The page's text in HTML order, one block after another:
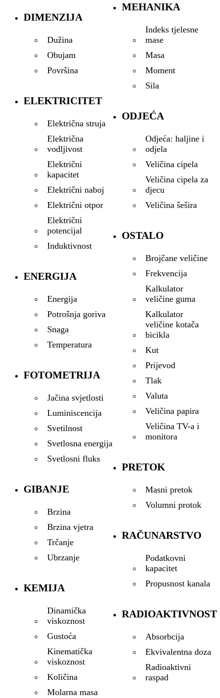
DIMENZIJA
Dužina
Obujam
Površina
ELEKTRICITET
Električna struja
Električna
vodljivost
Električni
kapacitet
Električni naboj
Električni otpor
Električni
potencijal
Induktivnost
ENERGIJA
Energija
Potrošnja goriva
Snaga
Temperatura
FOTOMETRIJA
Jačina svjetlosti
Luminiscencija
Svetilnost
Svetlosna energija
Svetlosni fluks
GIBANJE
Brzina
Brzina vjetra
Trčanje
Ubrzanje
KEMIJA
Dinamička
viskoznost
Gustoća
Kinematička
viskoznost
Količina
Molarna masa
MEHANIKA
Indeks tjelesne
mase
Masa
Moment
Sila
ODJEĆA
Odjeća: haljine i
odjela
Veličina cipela
Veličina cipela za
djecu
Veličina šešira
OSTALO
Brojčane veličine
Frekvencija
Kalkulator
veličine guma
Kalkulator
veličine kotača
bicikla
Kut
Prijevod
Tlak
Valuta
Veličina papira
Veličina TV-a i
monitora
PRETOK
Masni pretok
Volumni protok
RAČUNARSTVO
Podatkovni
kapacitet
Propusnost kanala
RADIOAKTIVNOST
Absorbcija
Ekvivalentna doza
Radioaktivni
raspad